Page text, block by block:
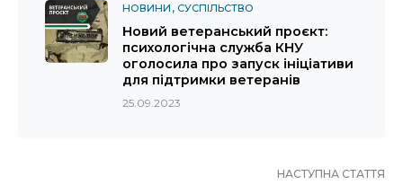
НОВИНИ СУСПІЛЬСТВО
Новий ветеранський проєкт:
психологічна служба КНУ
оголосила про запуск ініціативи
для підтримки ветеранів
25.09.2023
НАСТУПНА СТАТТЯ